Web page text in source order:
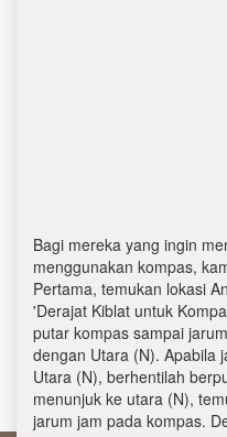
Bagi mereka yang ingin
menggunakan kompas,
Pertama, temukan lokasi
'Derajat Kiblat untuk
putar kompas sampai
dengan Utara (N). Apabila
Utara (N), berhentilah
menunjuk ke utara (N),
jarum jam pada kompas.